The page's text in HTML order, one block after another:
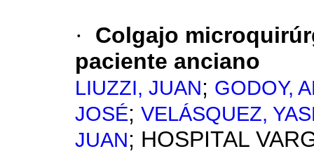
·
Colgajo
paciente anciano
LIUZZI, JUAN; GODOY,
JOSÉ; VELÁSQUEZ,
JUAN; HOSPITAL